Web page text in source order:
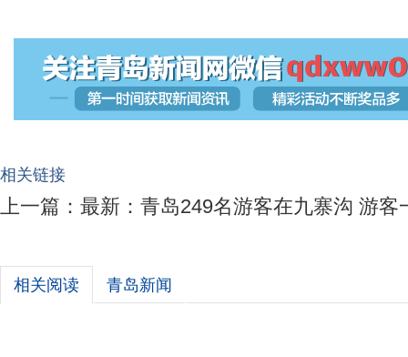
相关链接
上一篇： 最新：青岛249名游客在九寨沟 游客
相关阅读 青岛新闻